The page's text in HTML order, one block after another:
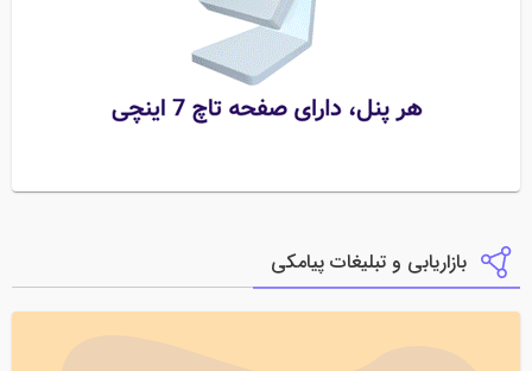
بازاریابی و تبلیغات پیامکی